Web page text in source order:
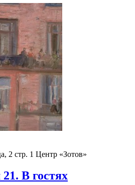
2 стр. 1 Центр «Зотов»
В гостях